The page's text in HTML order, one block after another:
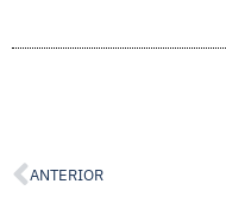
ANTERIOR